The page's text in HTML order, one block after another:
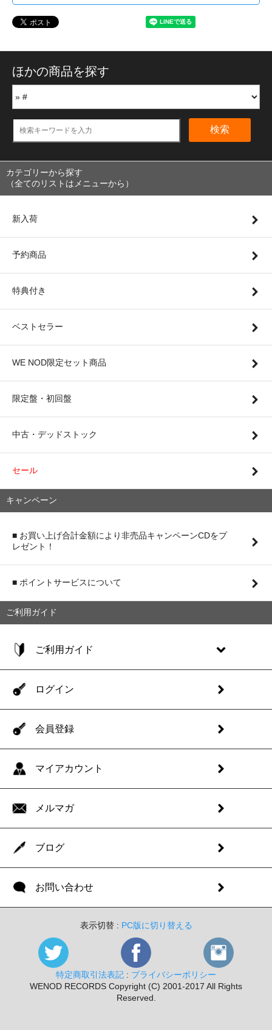
ほかの商品を探す
検索
カテゴリーから探す
（全てのリストはメニューから）
新入荷
予約商品
特典付き
ベストセラー
WE NOD限定セット商品
限定盤・初回盤
中古・デッドストック
セール
キャンペーン
■ お買い上げ合計金額により非売品キャンペーンCDをプ
レゼント！
■ ポイントサービスについて
ご利用ガイド
ご利用ガイド
ログイン
会員登録
マイアカウント
メルマガ
ブログ
お問い合わせ
表示切替 : PC版に切り替える
特定商取引法表記 : プライバシーポリシー
WENOD RECORDS Copyright (C) 2001-2017 All Rights
Reserved.